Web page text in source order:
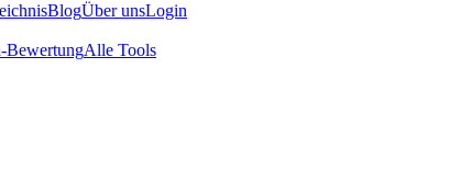
BlogÜber unsLogin
BewertungAlle Tools